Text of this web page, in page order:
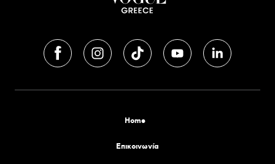
Home
Επικοινωνία